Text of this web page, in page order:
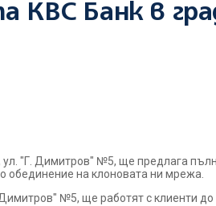
КBC Банк в
"Г. Димитров" №5, ще предлага
обединение на клоновата ни мрежа.
№5, ще работят с клиенти до